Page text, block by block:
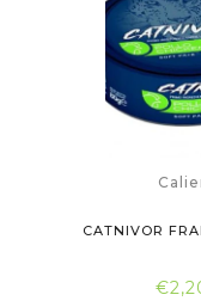
CATNIVOR